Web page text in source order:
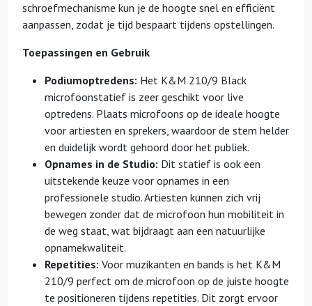
schroefmechanisme kun je de hoogte snel en efficiënt
aanpassen, zodat je tijd bespaart tijdens opstellingen.
Toepassingen en Gebruik
Podiumoptredens: Het K&M 210/9 Black
microfoonstatief is zeer geschikt voor live
optredens. Plaats microfoons op de ideale hoogte
voor artiesten en sprekers, waardoor de stem helder
en duidelijk wordt gehoord door het publiek.
Opnames in de Studio: Dit statief is ook een
uitstekende keuze voor opnames in een
professionele studio. Artiesten kunnen zich vrij
bewegen zonder dat de microfoon hun mobiliteit in
de weg staat, wat bijdraagt aan een natuurlijke
opnamekwaliteit.
Repetities: Voor muzikanten en bands is het K&M
210/9 perfect om de microfoon op de juiste hoogte
te positioneren tijdens repetities. Dit zorgt ervoor